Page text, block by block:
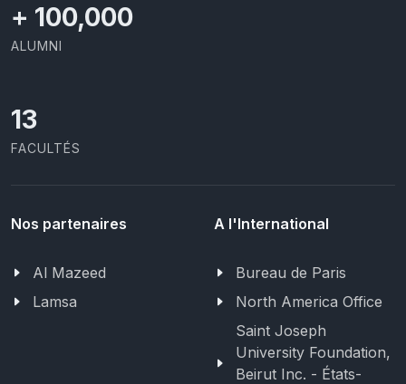
+ 100,000
ALUMNI
13
FACULTÉS
Nos partenaires
Al Mazeed
Lamsa
A l'International
Bureau de Paris
North America Office
Saint Joseph
University Foundation,
Beirut Inc. - États-